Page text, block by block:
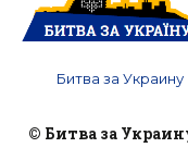
Битва за Украину
© Битва за